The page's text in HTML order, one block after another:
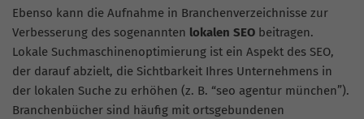
Ebenso kann die Aufnahme in Branchenverzeichnisse zur
Verbesserung des sogenannten lokalen SEO beitragen.
Lokale Suchmaschinenoptimierung ist ein Aspekt des SEO,
der darauf abzielt, die Sichtbarkeit Ihres Unternehmens in
der lokalen Suche zu erhöhen (z. B. “seo agentur münchen”).
Branchenbücher sind häufig mit ortsgebundenen